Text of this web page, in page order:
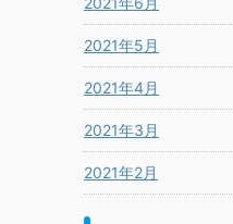
2021年5月
2021年4月
2021年3月
2021年2月